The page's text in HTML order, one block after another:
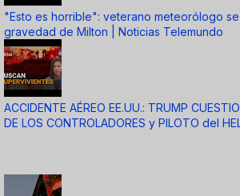
"Esto es horrible": veterano meteorólogo
gravedad de Milton | Noticias Telemundo
ACCIDENTE AÉREO EE.UU.: TRUMP
DE LOS CONTROLADORES y PILOTO del